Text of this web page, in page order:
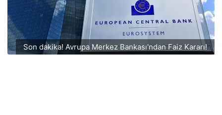
Son dakika! Avrupa Merkez Bankası'ndan Faiz Kararı!